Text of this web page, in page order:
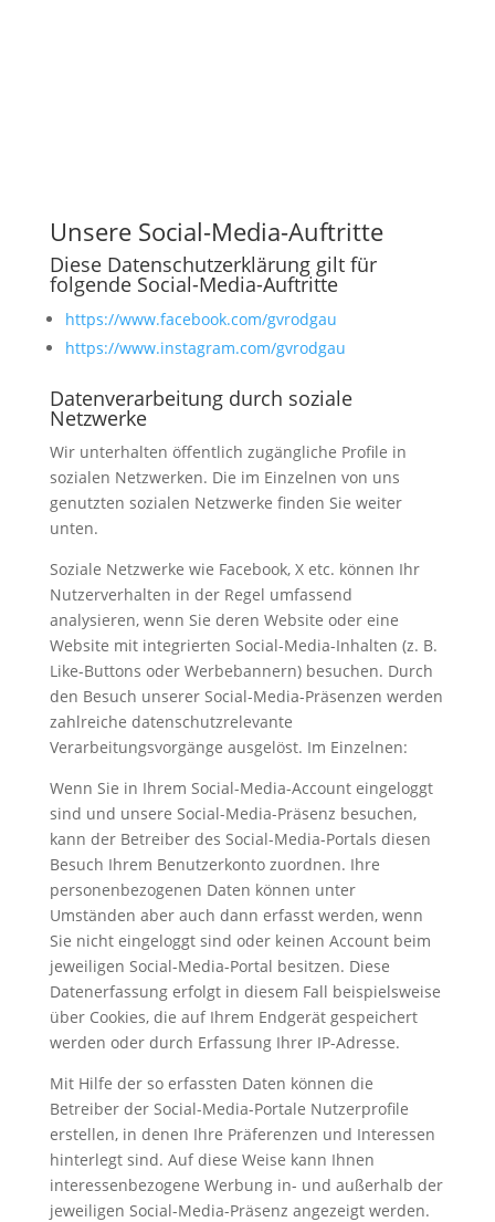
Unsere Social-Media-Auftritte
Diese Datenschutzerklärung gilt für
folgende Social-Media-Auftritte
https://www.facebook.com/gvrodgau
https://www.instagram.com/gvrodgau
Datenverarbeitung durch soziale
Netzwerke
Wir unterhalten öffentlich zugängliche Profile in
sozialen Netzwerken. Die im Einzelnen von uns
genutzten sozialen Netzwerke finden Sie weiter
unten.
Soziale Netzwerke wie Facebook, X etc. können Ihr
Nutzerverhalten in der Regel umfassend
analysieren, wenn Sie deren Website oder eine
Website mit integrierten Social-Media-Inhalten (z. B.
Like-Buttons oder Werbebannern) besuchen. Durch
den Besuch unserer Social-Media-Präsenzen werden
zahlreiche datenschutzrelevante
Verarbeitungsvorgänge ausgelöst. Im Einzelnen:
Wenn Sie in Ihrem Social-Media-Account eingeloggt
sind und unsere Social-Media-Präsenz besuchen,
kann der Betreiber des Social-Media-Portals diesen
Besuch Ihrem Benutzerkonto zuordnen. Ihre
personenbezogenen Daten können unter
Umständen aber auch dann erfasst werden, wenn
Sie nicht eingeloggt sind oder keinen Account beim
jeweiligen Social-Media-Portal besitzen. Diese
Datenerfassung erfolgt in diesem Fall beispielsweise
über Cookies, die auf Ihrem Endgerät gespeichert
werden oder durch Erfassung Ihrer IP-Adresse.
Mit Hilfe der so erfassten Daten können die
Betreiber der Social-Media-Portale Nutzerprofile
erstellen, in denen Ihre Präferenzen und Interessen
hinterlegt sind. Auf diese Weise kann Ihnen
interessenbezogene Werbung in- und außerhalb der
jeweiligen Social-Media-Präsenz angezeigt werden.